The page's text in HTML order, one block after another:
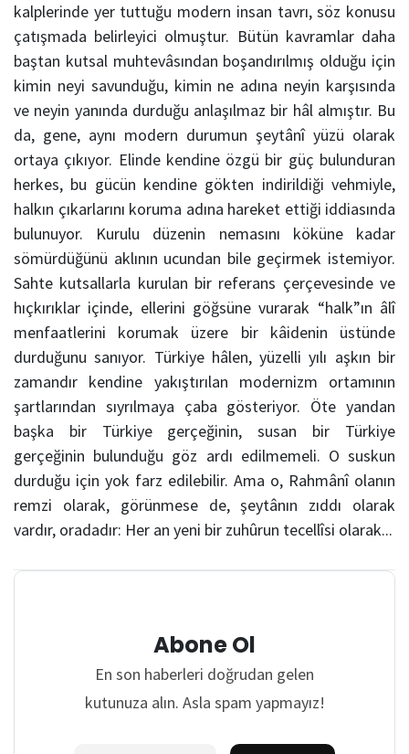
kalplerinde yer tuttuğu modern insan tavrı, söz konusu
çatışmada belirleyici olmuştur. Bütün kavramlar daha
baştan kutsal muhtevâsından boşandırılmış olduğu için
kimin neyi savunduğu, kimin ne adına neyin karşısında
ve neyin yanında durduğu anlaşılmaz bir hâl almıştır. Bu
da, gene, aynı modern durumun şeytânî yüzü olarak
ortaya çıkıyor. Elinde kendine özgü bir güç bulunduran
herkes, bu gücün kendine gökten indirildiği vehmiyle,
halkın çıkarlarını koruma adına hareket ettiği iddiasında
bulunuyor. Kurulu düzenin nemasını köküne kadar
sömürdüğünü aklının ucundan bile geçirmek istemiyor.
Sahte kutsallarla kurulan bir referans çerçevesinde ve
hıçkırıklar içinde, ellerini göğsüne vurarak “halk”ın âlî
menfaatlerini korumak üzere bir kâidenin üstünde
durduğunu sanıyor. Türkiye hâlen, yüzelli yılı aşkın bir
zamandır kendine yakıştırılan modernizm ortamının
şartlarından sıyrılmaya çaba gösteriyor. Öte yandan
başka bir Türkiye gerçeğinin, susan bir Türkiye
gerçeğinin bulunduğu göz ardı edilmemeli. O suskun
durduğu için yok farz edilebilir. Ama o, Rahmânî olanın
remzi olarak, görünmese de, şeytânın zıddı olarak
vardır, oradadır: Her an yeni bir zuhûrun tecellîsi olarak...
Abone Ol
En son haberleri doğrudan gelen
kutunuza alın. Asla spam yapmayız!